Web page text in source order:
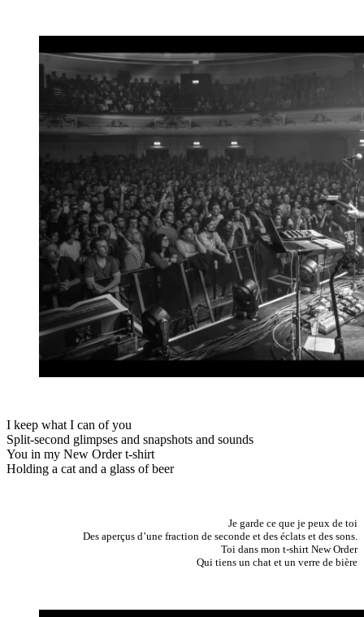
I keep what I can of you
Split-second glimpses and snapshots and sounds
You in my New Order t-shirt
Holding a cat and a glass of beer
Je garde ce que je peux de toi
Des aperçus d’une fraction de seconde et des éclats et des sons.
Toi dans mon t-shirt New Order
Qui tiens un chat et un verre de bière